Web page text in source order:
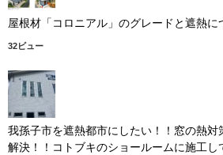
屋根材「コロニアル」のグレードと遮熱に
32ビュー
我孫子市を遮熱都市にしたい！！窓の熱
解決！！コトブキのショールームに施工し